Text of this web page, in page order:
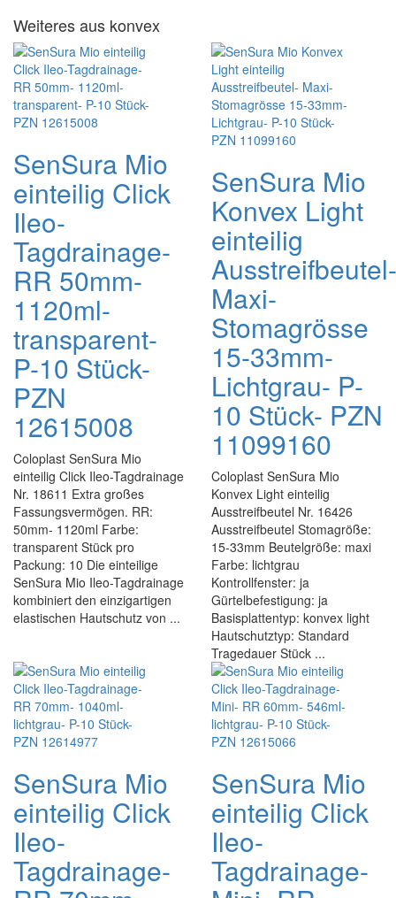
Weiteres aus konvex
SenSura Mio
einteilig Click
Ileo-
Tagdrainage-
RR 50mm-
1120ml-
transparent-
P-10 Stück-
PZN
12615008
Coloplast SenSura Mio
einteilig Click Ileo-Tagdrainage
Nr. 18611 Extra großes
Fassungsvermögen. RR:
50mm- 1120ml Farbe:
transparent Stück pro
Packung: 10 Die einteilige
SenSura Mio Ileo-Tagdrainage
kombiniert den einzigartigen
elastischen Hautschutz von ...
SenSura Mio
Konvex Light
einteilig
Ausstreifbeutel-
Maxi-
Stomagrösse
15-33mm-
Lichtgrau- P-
10 Stück- PZN
11099160
Coloplast SenSura Mio
Konvex Light einteilig
Ausstreifbeutel Nr. 16426
Ausstreifbeutel Stomagröße:
15-33mm Beutelgröße: maxi
Farbe: lichtgrau
Kontrollfenster: ja
Gürtelbefestigung: ja
Basisplattentyp: konvex light
Hautschutztyp: Standard
Tragedauer Stück ...
SenSura Mio
einteilig Click
Ileo-
Tagdrainage-
SenSura Mio
einteilig Click
Ileo-
Tagdrainage-